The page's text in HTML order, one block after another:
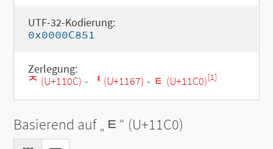
UTF-32-Kodierung:
0x0000C851
Zerlegung:
ᄌ (U+110C) - ᅧ (U+1167) - ᇀ (U+11C0)[1]
Basierend auf „ ᇀ “ (U+11C0)